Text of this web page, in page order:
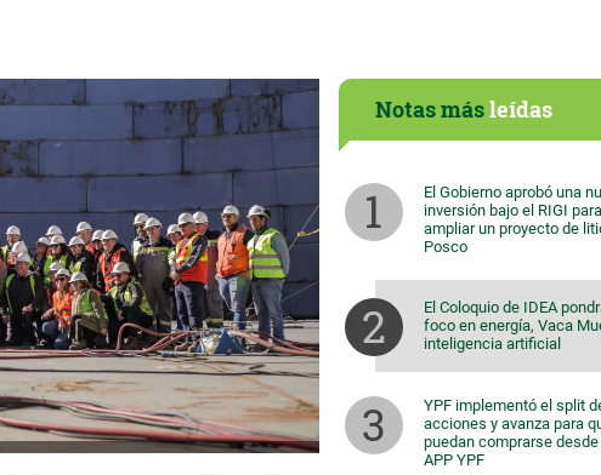
Notas másleídas
El Gobierno aprobó una
inversión bajo el RIGI para
ampliar un proyecto de
Posco
El Coloquio de IDEA
foco en energía, Vaca
inteligencia artificial
YPF implementó el split
acciones y avanza para
puedan comprarse desde
APP YPF